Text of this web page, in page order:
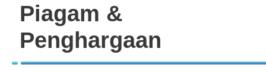
Piagam &
Penghargaan